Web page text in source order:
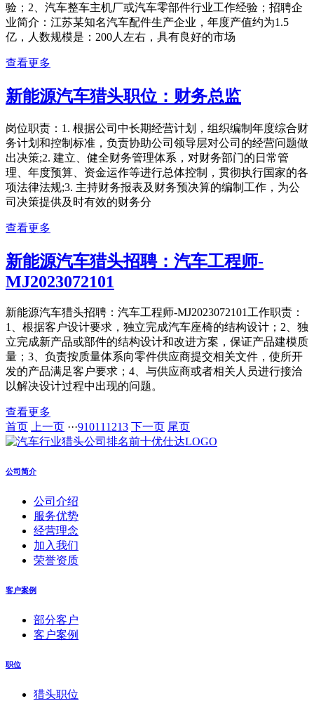
验；2、汽车整车主机厂或汽车零部件行业工作经验；招聘企
业简介：江苏某知名汽车配件生产企业，年度产值约为1.5
亿，人数规模是：200人左右，具有良好的市场
查看更多
新能源汽车猎头职位：财务总监
岗位职责：1. 根据公司中长期经营计划，组织编制年度综合财
务计划和控制标准，负责协助公司领导层对公司的经营问题做
出决策;2. 建立、健全财务管理体系，对财务部门的日常管
理、年度预算、资金运作等进行总体控制，贯彻执行国家的各
项法律法规;3. 主持财务报表及财务预决算的编制工作，为公
司决策提供及时有效的财务分
查看更多
新能源汽车猎头招聘：汽车工程师-
MJ2023072101
新能源汽车猎头招聘：汽车工程师-MJ2023072101工作职责：
1、根据客户设计要求，独立完成汽车座椅的结构设计；2、独
立完成新产品或部件的结构设计和改进方案，保证产品建模质
量；3、负责按质量体系向零件供应商提交相关文件，使所开
发的产品满足客户要求；4、与供应商或者相关人员进行接洽
以解决设计过程中出现的问题。
查看更多
首页
上一页 ···91011 1213 下一页 尾页
公司简介
公司介绍
服务优势
经营理念
加入我们
荣誉资质
客户案例
部分客户
客户案例
职位
猎头职位